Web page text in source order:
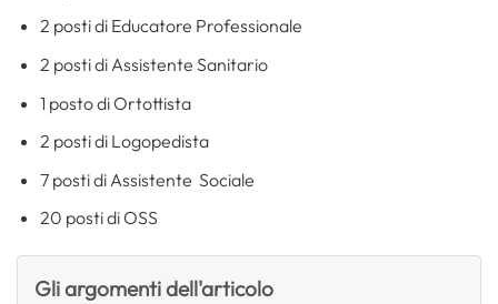
2 posti di Educatore Professionale
2 posti di Assistente Sanitario
1 posto di Ortottista
2 posti di Logopedista
7 posti di Assistente Sociale
20 posti di OSS
Gli argomenti dell'articolo